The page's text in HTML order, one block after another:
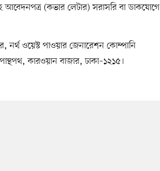
আবেদনপত্র (কভার লেটার) সরাসরি বা ডাকযোগে
নর্থ ওয়েস্ট পাওয়ার জেনারেশন কোম্পানি
কারওয়ান বাজার, ঢাকা–১২১৫।